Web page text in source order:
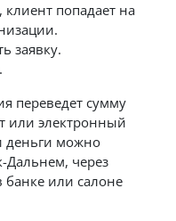
клиент попадает на
заявку.
переведет сумму
или электронный
деньги можно
Дальнем, через
банке или салоне